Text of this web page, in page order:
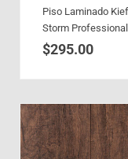
Piso Laminado
Storm Professional
$295.00